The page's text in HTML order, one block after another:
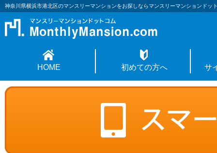
神奈川県横浜市港北区のマンスリーマンションをお探しならマンスリーマンションドッ
HOME 初めての方へ サ